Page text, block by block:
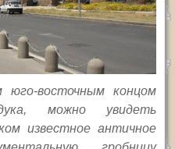
восточным концом
можно увидеть
известное античное